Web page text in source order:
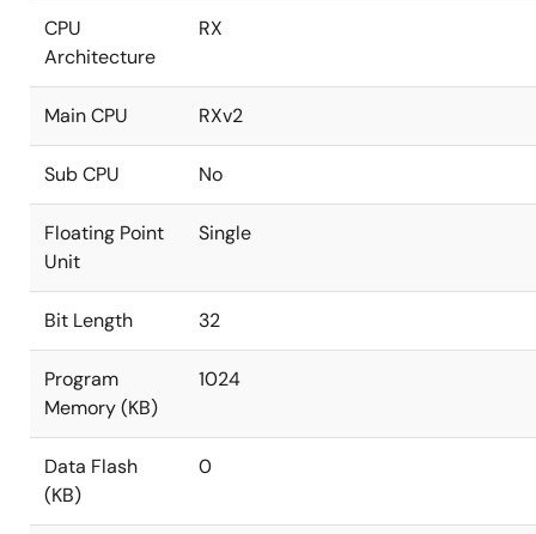
CPU
Architecture
RX
Main CPU RXv2
Sub CPU No
Floating Point
Unit
Single
Bit Length 32
Program
Memory (KB)
1024
Data Flash
(KB)
0